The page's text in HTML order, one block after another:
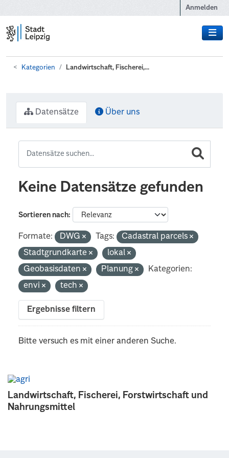
Anmelden
Kategorien Landwirtschaft, Fischerei,...
Landwirtschaft, Fischerei, Forstwirtschaft und
Nahrungsmittel
Datensätze Über uns
Keine Datensätze gefunden
Sortieren nach
Formate: DWG Tags:
Cadastral parcels
Stadtgrundkarte
lokal
Geobasisdaten
Planung
Kategorien:
envi
tech
Ergebnisse filtern
Bitte versuch es mit einer anderen Suche.